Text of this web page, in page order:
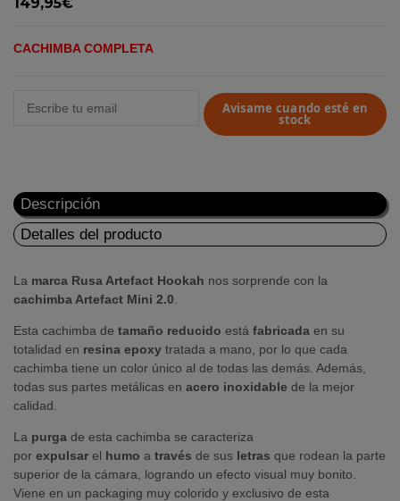
CACHIMBA COMPLETA
Avisame cuando esté en
stock
Descripción
Detalles del producto
La marca Rusa Artefact Hookah nos sorprende con la
cachimba Artefact Mini 2.0
Esta cachimba de tamaño reducido está fabricada en su
totalidad en resina epoxy tratada a mano, por lo que cada
cachimba tiene un color único al de todas las demás. Además,
todas sus partes metálicas en acero inoxidable de la mejor
calidad.
La purga de esta cachimba se caracteriza
por expulsar el humo a través de sus letras que rodean la parte
superior de la cámara, logrando un efecto visual muy bonito.
Viene en un packaging muy colorido y exclusivo de esta